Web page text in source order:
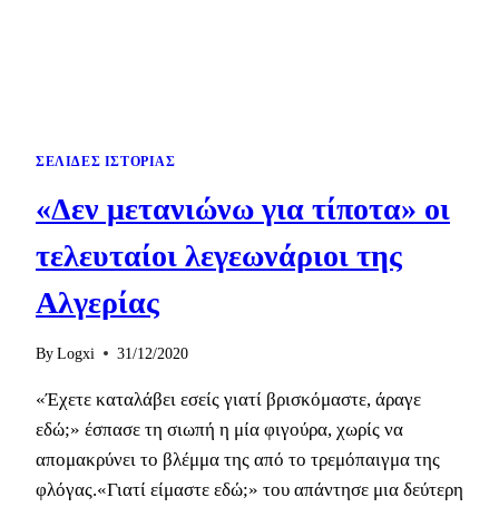
ΣΕΛΊΔΕΣ ΙΣΤΟΡΊΑΣ
«Δεν μετανιώνω για τίποτα» οι
τελευταίοι λεγεωνάριοι της
Αλγερίας
By Logxi 31/12/2020
«Έχετε καταλάβει εσείς γιατί βρισκόμαστε, άραγε
εδώ;» έσπασε τη σιωπή η μία φιγούρα, χωρίς να
απομακρύνει το βλέμμα της από το τρεμόπαιγμα της
φλόγας.«Γιατί είμαστε εδώ;» του απάντησε μια δεύτερη